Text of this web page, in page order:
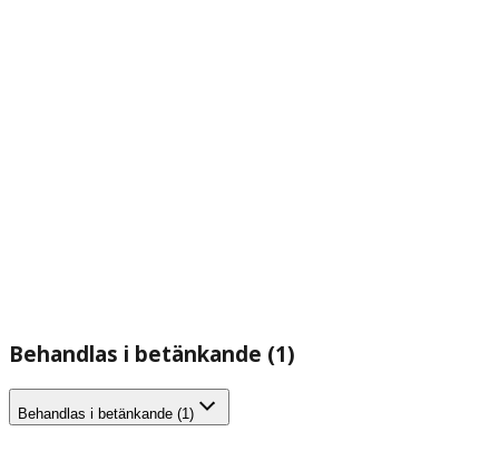
Behandlas i betänkande (1)
Behandlas i betänkande (1)